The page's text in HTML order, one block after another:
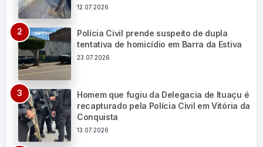
12.07.2026
Polícia Civil prende suspeito de dupla
tentativa de homicídio em Barra da Estiva
23.07.2026
Homem que fugiu da Delegacia de Ituaçu é
recapturado pela Polícia Civil em Vitória da
Conquista
13.07.2026